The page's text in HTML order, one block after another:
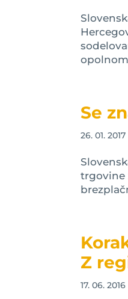
Se
26. 01. 2017
trgovine
Z
17. 06. 2016